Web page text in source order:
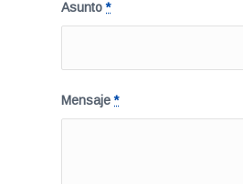
Asunto*
Mensaje*